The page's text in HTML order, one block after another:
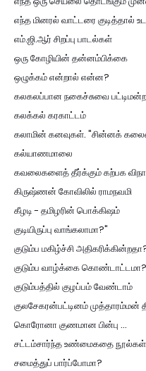
எந்த மினரல் வாட்டரை குடித்தால்
எம்.ஜி.ஆர் சிறப்பு பாடல்கள்
ஒரு கோழியின் தன்னம்பிக்கை
ஒழுக்கம் என்றால் என்ன?
கலகலப்பான நகைச்சுவை
கலக்கல் கரகாட்டம்
கலாமின் கனவுகள். "சின்னக்
கல்யாணமாலை
கவலைகளைத் தீர்க்கும் கற்பக
கிருஷ்ணன் கோவிலில் ராமநவமி
கீழடி - தமிழரின் பொக்கிஷம்
குடியிருப்பு வாங்கலாமா?"
குடும்ப மகிழ்ச்சி
குடும்ப வாழ்க்கை கொண்டாட்டமா?
குடும்பத்தில் குழப்பம் வேண்டாம்
குலசேகரன்பட்டினம் முத்தாரம்மன்
கொரோனா குணமான பின்பு ...
சட்டம்சார்ந்த உண்மைகதை நூல்கள்
சமைத்துப் பார்ப்போமா?